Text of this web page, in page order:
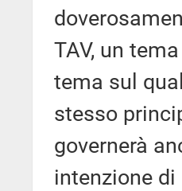
TAV, un
tema sul
stesso
governerà
intenzione